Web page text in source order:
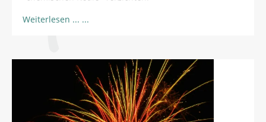
Weiterlesen ...